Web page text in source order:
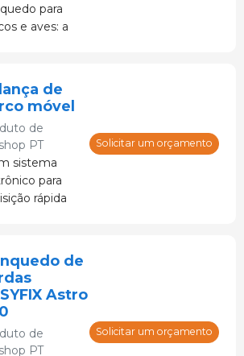
para
e aves: a
evita
de
de
móvel
de
PT
sistema
para
rápida
(sem
de
los ou
Solicitar um orçamento
de
Astro
de
PT
Solicitar um orçamento